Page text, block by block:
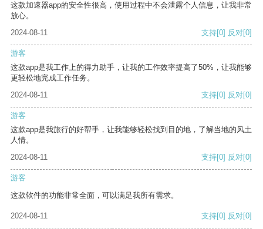
这款加速器app的安全性很高，使用过程中不会泄露个人信息，让我非常
放心。
2024-08-11
支持[0] 反对[0]
游客
这款app是我工作上的得力助手，让我的工作效率提高了50%，让我能够
更轻松地完成工作任务。
2024-08-11
支持[0] 反对[0]
游客
这款app是我旅行的好帮手，让我能够轻松找到目的地，了解当地的风土
人情。
2024-08-11
支持[0] 反对[0]
游客
这款软件的功能非常全面，可以满足我所有需求。
2024-08-11 支持[0] 反对[0]